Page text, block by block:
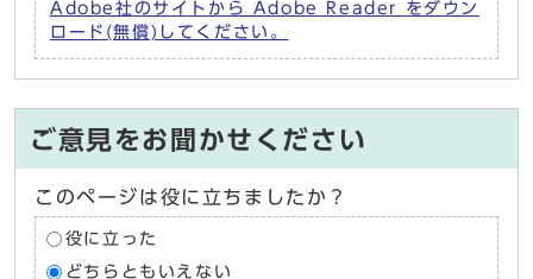
Adobe社のサイトから Adobe Reader をダウン
ロード(無償)してください。
ご意見をお聞かせください
このページは役に立ちましたか？
役に立った
どちらともいえない